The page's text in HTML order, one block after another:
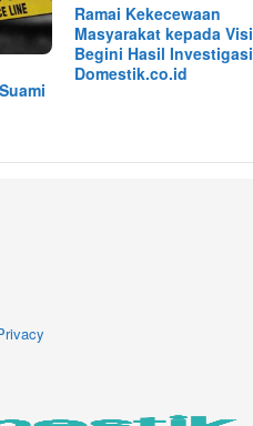
Ramai Kekecewaan
Masyarakat kepada
Begini Hasil Investigasi
Domestik.co.id